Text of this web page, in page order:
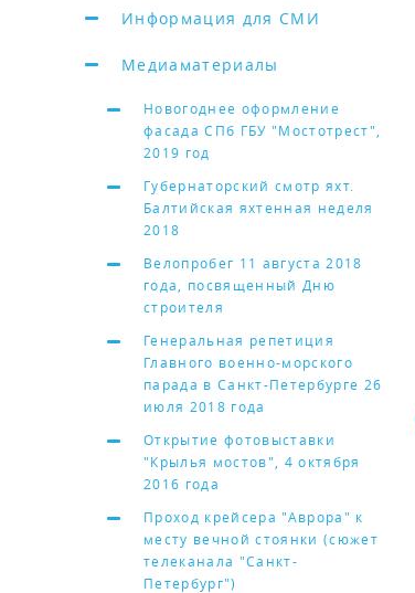
Информация для СМИ
Медиаматериалы
Новогоднее оформление
фасада СПб ГБУ "Мостотрест",
2019 год
Губернаторский смотр яхт.
Балтийская яхтенная неделя
2018
Велопробег 11 августа 2018
года, посвященный Дню
строителя
Генеральная репетиция
Главного военно-морского
парада в Санкт-Петербурге 26
июля 2018 года
Открытие фотовыставки
"Крылья мостов", 4 октября
2016 года
Проход крейсера "Аврора" к
месту вечной стоянки (сюжет
телеканала "Санкт-
Петербург")